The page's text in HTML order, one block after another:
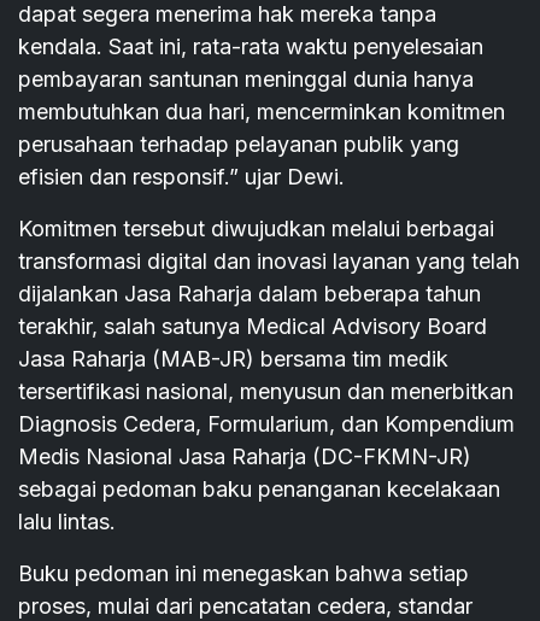
dapat segera menerima hak mereka tanpa
kendala. Saat ini, rata-rata waktu penyelesaian
pembayaran santunan meninggal dunia hanya
membutuhkan dua hari, mencerminkan komitmen
perusahaan terhadap pelayanan publik yang
efisien dan responsif.” ujar Dewi.
Komitmen tersebut diwujudkan melalui berbagai
transformasi digital dan inovasi layanan yang telah
dijalankan Jasa Raharja dalam beberapa tahun
terakhir, salah satunya Medical Advisory Board
Jasa Raharja (MAB-JR) bersama tim medik
tersertifikasi nasional, menyusun dan menerbitkan
Diagnosis Cedera, Formularium, dan Kompendium
Medis Nasional Jasa Raharja (DC-FKMN-JR)
sebagai pedoman baku penanganan kecelakaan
lalu lintas.
Buku pedoman ini menegaskan bahwa setiap
proses, mulai dari pencatatan cedera, standar